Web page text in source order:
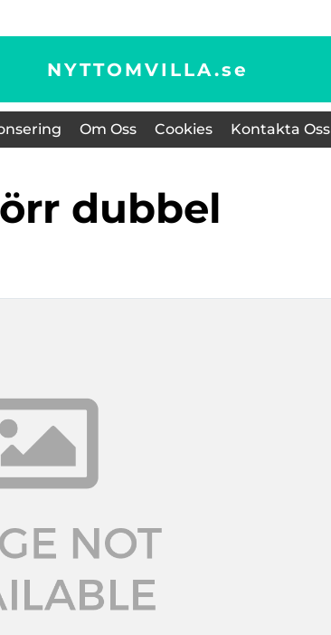
NYTTOMVILLA.se
Om Oss Cookies Kontakta Oss
dubbel